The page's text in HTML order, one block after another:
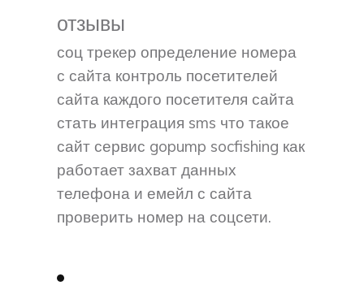
отзывы
соц трекер определение номера
с сайта контроль посетителей
сайта каждого посетителя сайта
стать интеграция sms что такое
сайт сервис gopump socfishing как
работает захват данных
телефона и емейл с сайта
проверить номер на соцсети.